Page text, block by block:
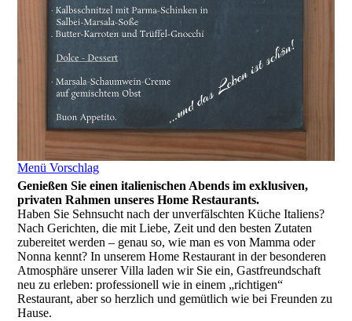
Menü Vorschlag
Genießen Sie einen italienischen Abends im exklusiven,
privaten Rahmen unseres Home Restaurants.
Haben Sie Sehnsucht nach der unverfälschten Küche Italiens?
Nach Gerichten, die mit Liebe, Zeit und den besten Zutaten
zubereitet werden – genau so, wie man es von Mamma oder
Nonna kennt? In unserem Home Restaurant in der besonderen
Atmosphäre unserer Villa laden wir Sie ein, Gastfreundschaft
neu zu erleben: professionell wie in einem „richtigen“
Restaurant, aber so herzlich und gemütlich wie bei Freunden zu
Hause.